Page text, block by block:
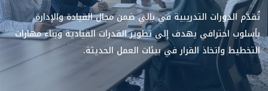
تُقدَّم الدورات التدريبية في بالي ضمن مجال القيادة والإدارة
بأسلوب احترافي يهدف إلى تطوير القدرات القيادية وبناء مهارات
التخطيط واتخاذ القرار في بيئات العمل الحديثة.